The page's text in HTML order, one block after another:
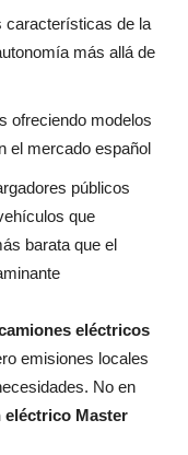
características de la
más allá de
ofreciendo modelos
el mercado español
públicos
que
barata que el
eléctricos
emisiones locales
No en
eléctrico Master